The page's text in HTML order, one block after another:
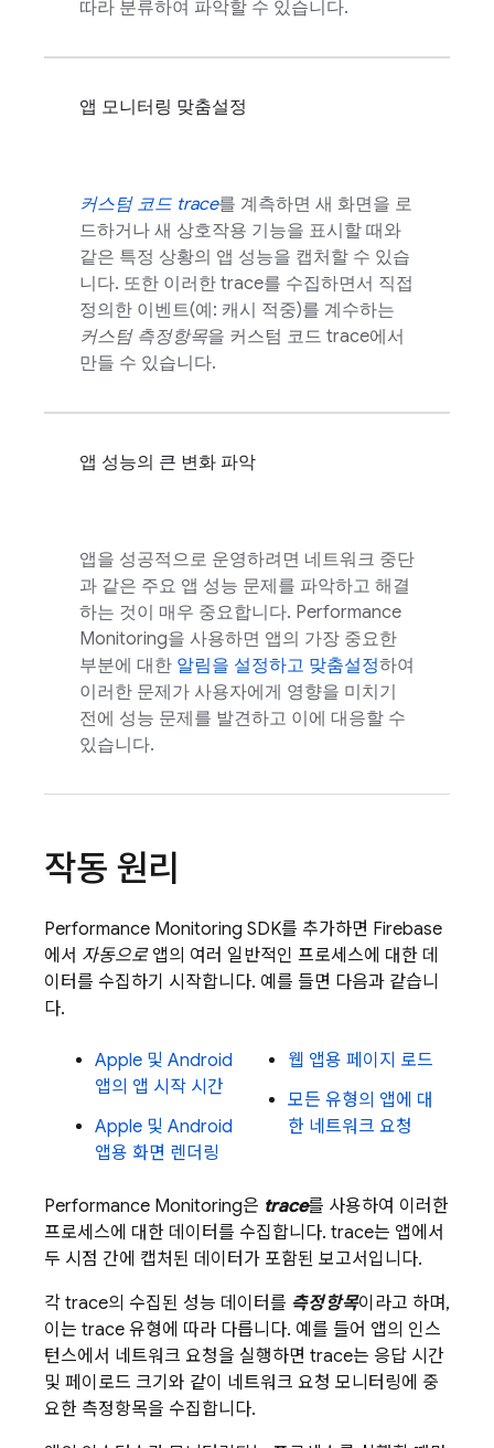
따라 분류하여 파악할 수 있습니다.
앱 모니터링 맞춤설정
커스텀 코드 trace를 계측하면 새 화면을 로
드하거나 새 상호작용 기능을 표시할 때와
같은 특정 상황의 앱 성능을 캡처할 수 있습
니다. 또한 이러한 trace를 수집하면서 직접
정의한 이벤트(예: 캐시 적중)를 계수하는
커스텀 측정항목을 커스텀 코드 trace에서
만들 수 있습니다.
앱 성능의 큰 변화 파악
앱을 성공적으로 운영하려면 네트워크 중단
과 같은 주요 앱 성능 문제를 파악하고 해결
하는 것이 매우 중요합니다. Performance
Monitoring을 사용하면 앱의 가장 중요한
부분에 대한 알림을 설정하고 맞춤설정하여
이러한 문제가 사용자에게 영향을 미치기
전에 성능 문제를 발견하고 이에 대응할 수
있습니다.
작동 원리
Performance Monitoring SDK를 추가하면 Firebase
에서 자동으로앱의 여러 일반적인 프로세스에 대한 데
이터를 수집하기 시작합니다. 예를 들면 다음과 같습니
다.
Apple 및 Android
앱의 앱 시작 시간
Apple 및 Android
앱용 화면 렌더링
웹 앱용 페이지 로드
모든 유형의 앱에 대
한 네트워크 요청
Performance Monitoring은 trace를 사용하여 이러한
프로세스에 대한 데이터를 수집합니다. trace는 앱에서
두 시점 간에 캡처된 데이터가 포함된 보고서입니다.
각 trace의 수집된 성능 데이터를 측정항목이라고 하며,
이는 trace 유형에 따라 다릅니다. 예를 들어 앱의 인스
턴스에서 네트워크 요청을 실행하면 trace는 응답 시간
및 페이로드 크기와 같이 네트워크 요청 모니터링에 중
요한 측정항목을 수집합니다.